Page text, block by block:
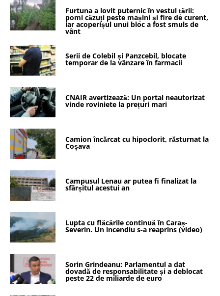
Furtuna a lovit puternic în vestul țării:
pomi căzuți peste mașini și fire de curent,
iar acoperișul unui bloc a fost smuls de
vânt
Serii de Colebil și Panzcebil, blocate
temporar de la vânzare în farmacii
CNAIR avertizează: Un portal neautorizat
vinde roviniete la prețuri mari
Camion încărcat cu hipoclorit, răsturnat la
Coșava
Campusul Lenau ar putea fi finalizat la
sfârșitul acestui an
Lupta cu flăcările continuă în Caraș-
Severin. Un incendiu s-a reaprins (video)
Sorin Grindeanu: Parlamentul a dat
dovadă de responsabilitate și a deblocat
peste 22 de miliarde de euro